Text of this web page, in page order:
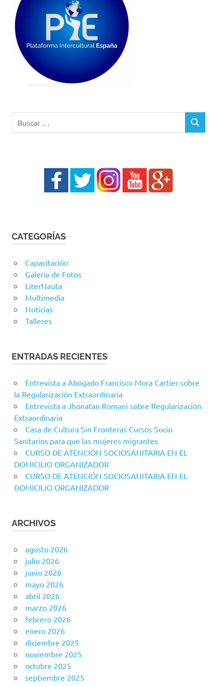
BUSCAR
CATEGORÍAS
Capacitación
Galeria de Fotos
LiterNauta
Multimedia
Noticias
Talleres
ENTRADAS RECIENTES
Entrevista a Abogado Francisco Mora Cartier sobre
la Regularización Extraordinaria
Entrevista a Jhonatan Romani sobre Regularización
Extraordinaria
Casa de Cultura Sin Fronteras Cursos Socio
Sanitarios para que las mujeres migrantes
CURSO DE ATENCIÓN SOCIOSANITARIA EN EL
DOMICILIO ORGANIZADOR
CURSO DE ATENCIÓN SOCIOSANITARIA EN EL
DOMICILIO ORGANIZADOR
ARCHIVOS
agosto 2026
julio 2026
junio 2026
mayo 2026
abril 2026
marzo 2026
febrero 2026
enero 2026
diciembre 2025
noviembre 2025
octubre 2025
septiembre 2025